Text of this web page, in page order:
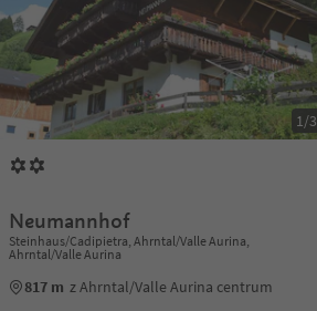
1/3
Neumannhof
Steinhaus/Cadipietra, Ahrntal/Valle Aurina,
Ahrntal/Valle Aurina
817 m z Ahrntal/Valle Aurina centrum